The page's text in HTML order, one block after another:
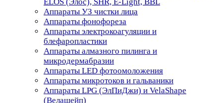
Аппараты УЗ чистки лица
Аппараты фонофореза
Аппараты электрокоагуляции и
блефаропластики
Аппараты алмазного пилинга и
микродермабразии
Аппараты LED фотоомоложения
Аппараты микротоков и гальваники
Аппараты LPG (ЭлПиДжи) и VelaShape
(Велашейп)